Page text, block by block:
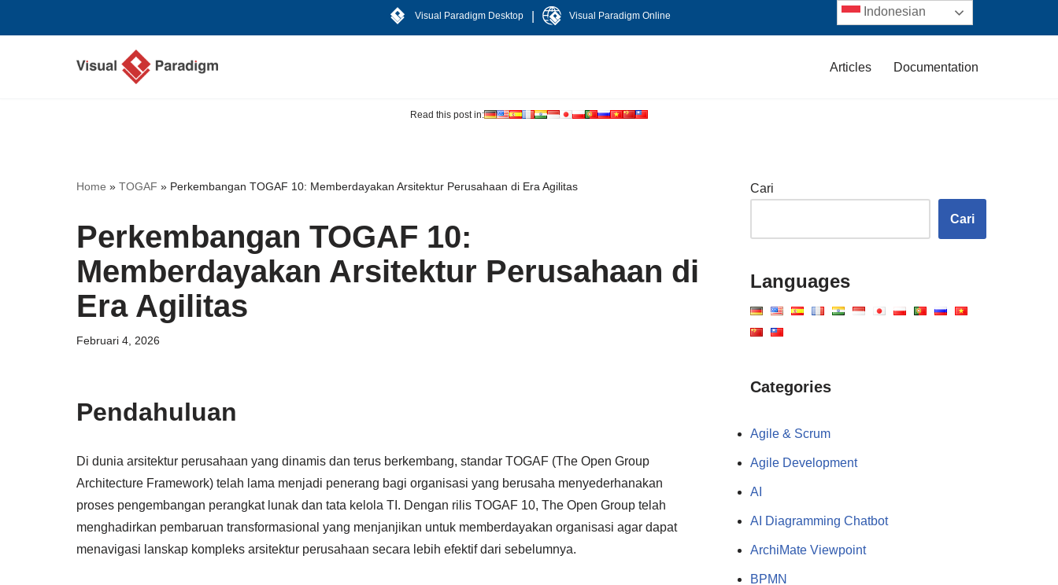
Visual Paradigm Desktop Visual Paradigm Online
Articles Documentation
Read this post in:
Home » TOGAF » Perkembangan TOGAF 10: Memberdayakan Arsitektur Perusahaan di Era Agilitas
Perkembangan TOGAF 10:
Memberdayakan Arsitektur Perusahaan di
Era Agilitas
Februari 4, 2026
Pendahuluan
Di dunia arsitektur perusahaan yang dinamis dan terus berkembang, standar TOGAF (The Open Group
Architecture Framework) telah lama menjadi penerang bagi organisasi yang berusaha menyederhanakan
proses pengembangan perangkat lunak dan tata kelola TI. Dengan rilis TOGAF 10, The Open Group telah
menghadirkan pembaruan transformasional yang menjanjikan untuk memberdayakan organisasi agar dapat
menavigasi lanskap kompleks arsitektur perusahaan secara lebih efektif dari sebelumnya.
Cari
Cari
Languages
Categories
Agile & Scrum
Agile Development
AI
AI Diagramming Chatbot
ArchiMate Viewpoint
BPMN
Indonesian